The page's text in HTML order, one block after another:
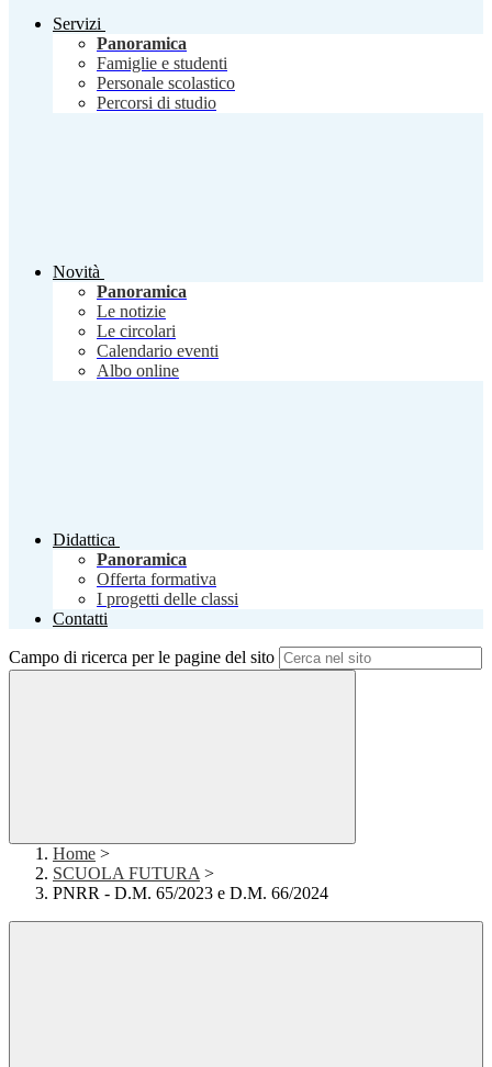
Servizi
Panoramica
Famiglie e studenti
Personale scolastico
Percorsi di studio
Novità
Panoramica
Le notizie
Le circolari
Calendario eventi
Albo online
Didattica
Panoramica
Offerta formativa
I progetti delle classi
Contatti
Campo di ricerca per le pagine del sito
Home >
SCUOLA FUTURA >
PNRR - D.M. 65/2023 e D.M. 66/2024